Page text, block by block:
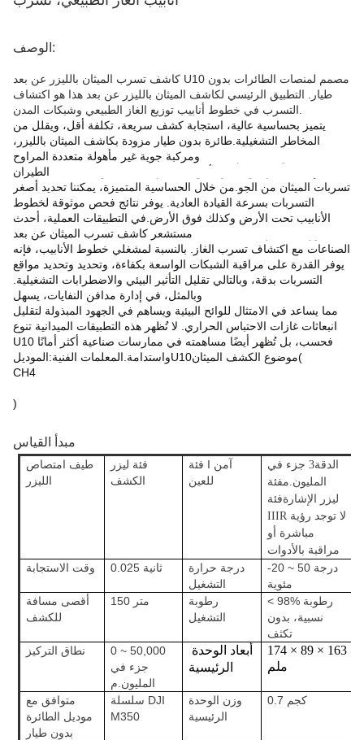
الوصف:
كاشف تسرب الميثان بالليزر عن بعد U10 مصمم لمنصات الطائرات بدون
طيار. التطبيق الرئيسي لكاشف الميثان بالليزر عن بعد هذا هو اكتشاف
يتميز بحساسية عالية، استجابة كشف سريعة، تكلفة أقل، ويقلل من
المخاطر التشغيلية. طائرة بدون طيار مزودة بكاشف الميثان بالليزر،
ومركبة جوية غير مأهولة متعددة المراوح (UAV) تعتمد على وحدة تحكم
الطيران DJI Pilot لإنشاء نظام جوي غير مأهول مصمم للكشف عن
تسربات الميثان من الجو. من خلال الحساسية المتميزة، يمكننا تحديد أصغر
التسربات بسرعة القيادة العادية. يوفر نتائج فحص موثوقة لخطوط
الأنابيب تحت الأرض وكذلك فوق الأرض. في التطبيقات العملية، أحدث
مستشعر كاشف تسرب الميثان عن بعد U10 ثورة في طريقة تعامل
الصناعات مع اكتشاف تسرب الغاز. بالنسبة لمشغلي خطوط الأنابيب، فإنه
يوفر القدرة على مراقبة الشبكات الواسعة بكفاءة، وتحديد وتحديد مواقع
التسربات بدقة، وبالتالي تقليل التأثير البيئي والاضطرابات التشغيلية.
وبالمثل، في إدارة مدافن النفايات، يسهل U10 اكتشاف انبعاثات الميثان،
مما يساعد في الامتثال للوائح البيئية ويساهم في الجهود المبذولة لتقليل
انبعاثات غازات الاحتباس الحراري. لا تُظهر هذه التطبيقات الميدانية تنوع
U10 فحسب، بل تُظهر أيضًا مساهمته في ممارسات صناعية أكثر أمانًا
واستدامة. المعلمات الفنية:الموديل U10 موضوع الكشف الميثان
(
CH4
)
مبدأ القياس
طيف امتصاص
الليزر
فئة ليزر
الكشف
فئة I آمن
للعين
الدقة 3 جزء في
المليون.مفئة
ليزر الإشارةفئة
IIIR لا توجد رؤية
مباشرة أو
مراقبة بالأدوات
وقت الاستجابة 0.025 ثانية
درجة حرارة
التشغيل
-20 ~ 50 درجة
مئوية
أقصى مسافة
للكشف
150 متر
رطوبة
التشغيل
< 98% رطوبة
نسبية، بدون
تكثف
نطاق التركيز
0 ~ 50,000
جزء في
المليون.م
أبعاد الوحدة
الرئيسية
174 × 89 × 163
ملم
متوافق مع
موديل الطائرة
بدون طيار
سلسلة DJI
M350
وزن الوحدة
الرئيسية
0.7 كجم